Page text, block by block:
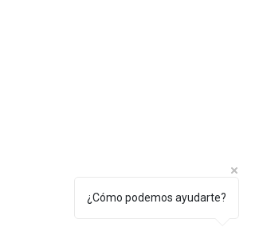
¿Cómo podemos ayudarte?